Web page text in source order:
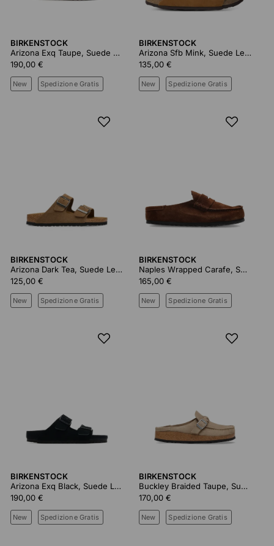
BIRKENSTOCK
Arizona Exq Taupe, Suede Leather
190,00 €
New Spedizione Gratis
BIRKENSTOCK
Arizona Sfb Mink, Suede Leather
135,00 €
New Spedizione Gratis
BIRKENSTOCK
Arizona Dark Tea, Suede Leather
125,00 €
New Spedizione Gratis
BIRKENSTOCK
Naples Wrapped Carafe, Suede Leather
165,00 €
New Spedizione Gratis
BIRKENSTOCK
Arizona Exq Black, Suede Leather
190,00 €
New Spedizione Gratis
BIRKENSTOCK
Buckley Braided Taupe, Suede Leather
170,00 €
New Spedizione Gratis